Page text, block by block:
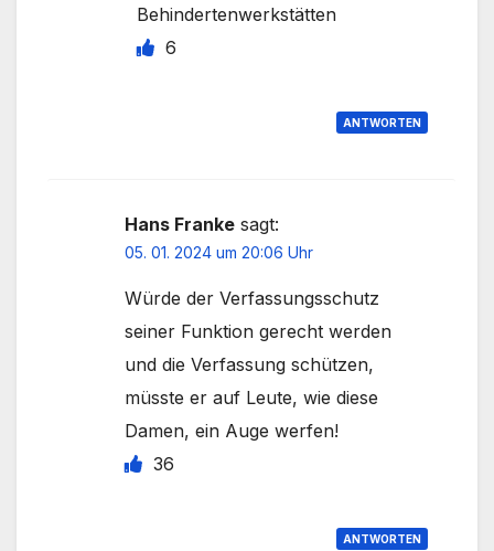
Behindertenwerkstätten
6
ANTWORTEN
Hans Franke sagt:
05. 01. 2024 um 20:06 Uhr
Würde der Verfassungsschutz
seiner Funktion gerecht werden
und die Verfassung schützen,
müsste er auf Leute, wie diese
Damen, ein Auge werfen!
36
ANTWORTEN